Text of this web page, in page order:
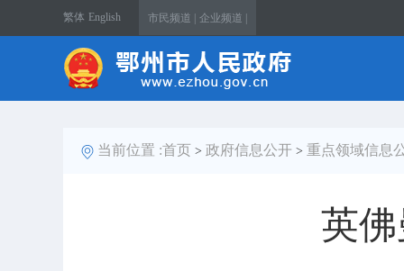
繁体 English 市民频道 | 企业频道 |
当前位置 :首页 > 政府信息公开 > 重点领域信息
英